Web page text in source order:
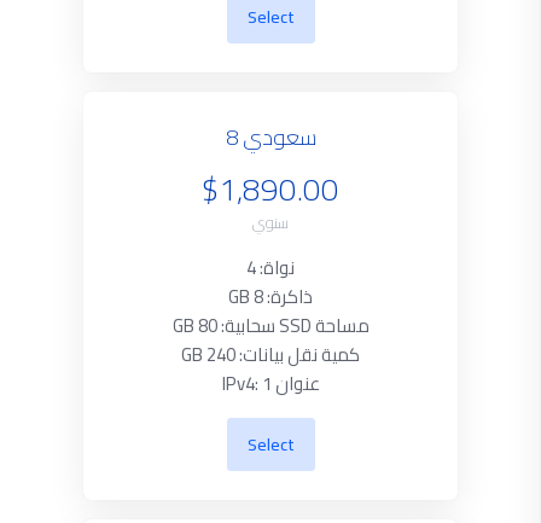
Select
سعودي 8
$1,890.00
سنوي
نواة: 4
ذاكرة: 8 GB
مساحة SSD سحابية: 80 GB
كمية نقل بيانات: 240 GB
عنوان IPv4: 1
Select